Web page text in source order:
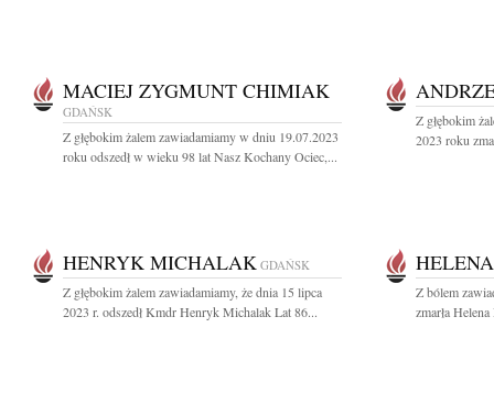
MACIEJ ZYGMUNT CHIMIAK
GDAŃSK
Z głębokim żalem zawiadamiamy w dniu 19.07.2023
roku odszedł w wieku 98 lat Nasz Kochany Ociec,...
Z głębokim
2023 roku
HENRYK MICHALAK GDAŃSK
Z głębokim żalem zawiadamiamy, że dnia 15 lipca
2023 r. odszedł Kmdr Henryk Michalak Lat 86...
Z bólem
zmarła